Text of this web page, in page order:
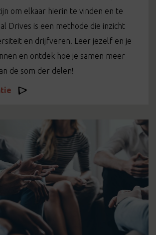
om elkaar hierin te vinden en te
Drives is een methode die inzicht
en drijfveren. Leer jezelf en je
en ontdek hoe je samen meer
de som der delen!